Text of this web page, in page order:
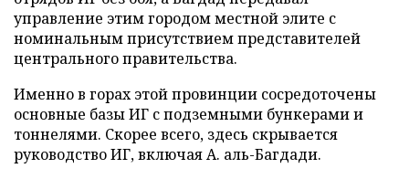
управление этим городом местной элите с
номинальным присутствием представителей
центрального правительства.
Именно в горах этой провинции сосредоточены
основные базы ИГ с подземными бункерами и
тоннелями. Скорее всего, здесь скрывается
руководство ИГ, включая А. аль-Багдади.